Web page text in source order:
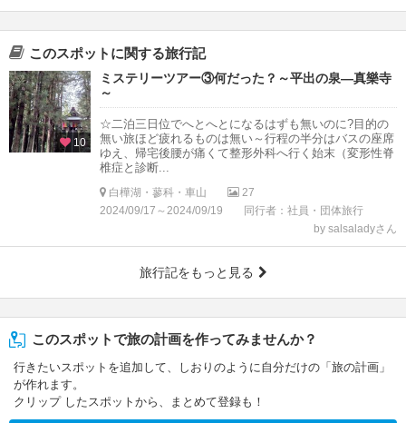
このスポットに関する旅行記
10
ミステリーツアー③何だった？～平出の泉―真樂寺
～
☆二泊三日位でへとへとになるはずも無いのに?目的の
無い旅ほど疲れるものは無い～行程の半分はバスの座席
ゆえ、帰宅後腰が痛くて整形外科へ行く始末（変形性脊
椎症と診断...
白樺湖・蓼科・車山
27
2024/09/17～2024/09/19
同行者：社員・団体旅行
by salsaladyさん
旅行記をもっと見る
このスポットで旅の計画を作ってみませんか？
行きたいスポットを追加して、しおりのように自分だけの「旅の計画」
が作れます。
クリップ したスポットから、まとめて登録も！